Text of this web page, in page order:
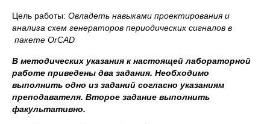
Цель работы: Овладеть навыками проектирования и
анализа схем генераторов периодических сигналов в
пакете OrCAD
В методических указания к настоящей лабораторной
работе приведены два задания. Необходимо
выполнить одно из заданий согласно указаниям
преподавателя. Второе задание выполнить
факультативно.